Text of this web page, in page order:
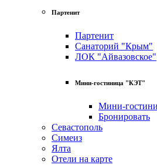
Партенит
Партенит
Санаторий "Крым"
ЛОК "Айвазовское"
Мини-гостиница "КЭТ"
Мини-
Бронировать
Севастополь
Симеиз
Ялта
Отели на карте